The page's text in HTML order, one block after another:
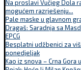
Na proslavi Vučjeg Dola
mogućem razrješenju...
Pale maske u glavnom
Dragaš: Saradnja sa
EPCG
Besplatni udžbenici za
ponedjeljak
Kao iz snova – Crna